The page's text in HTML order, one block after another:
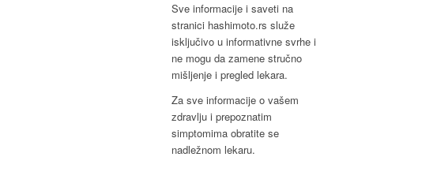
Sve informacije i saveti na
stranici hashimoto.rs služe
isključivo u informativne svrhe i
ne mogu da zamene stručno
mišljenje i pregled lekara.
Za sve informacije o vašem
zdravlju i prepoznatim
simptomima obratite se
nadležnom lekaru.